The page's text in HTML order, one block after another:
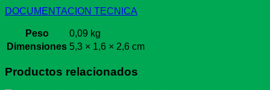
DOCUMENTACION TECNICA
Peso
0,09 kg
Dimensiones 5,3 × 1,6 × 2,6 cm
Productos relacionados